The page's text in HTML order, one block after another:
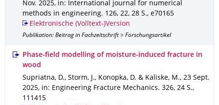
Nov. 2025, in: International journal for numerical
methods in engineering. 126, 22, 28 S., e70165
Elektronische (Volltext-)Version
Publikation: Beitrag in Fachzeitschrift > Forschungsartikel
Phase-field modelling of moisture-induced fracture in
wood
Supriatna, D., Storm, J., Konopka, D. & Kaliske, M., 23 Sept.
2025, in: Engineering Fracture Mechanics. 326, 24 S.,
111415